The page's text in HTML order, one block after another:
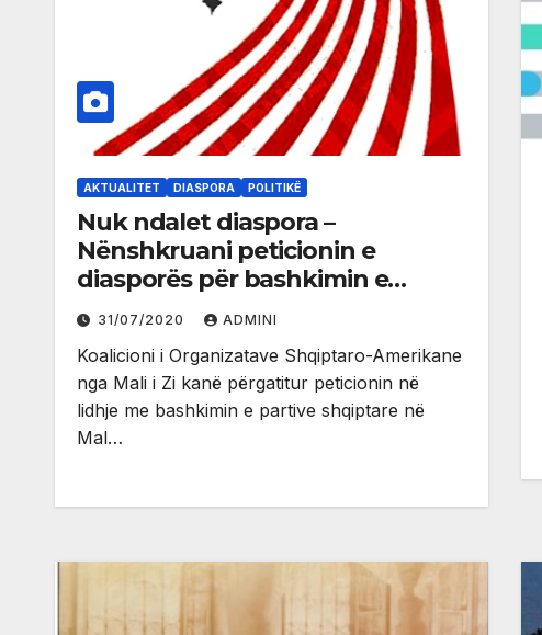
AKTUALITET DIASPORA POLITIKË
Nuk ndalet diaspora –
Nënshkruani peticionin e
diasporës për bashkimin e
partive shqiptare në Mal të Zi
31/07/2020 ADMINI
Koalicioni i Organizatave Shqiptaro-Amerikane
nga Mali i Zi kanë përgatitur peticionin në
lidhje me bashkimin e partive shqiptare në
Mal…